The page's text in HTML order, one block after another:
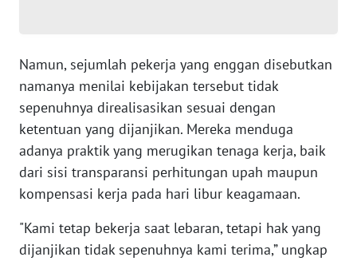
Namun, sejumlah pekerja yang enggan disebutkan
namanya menilai kebijakan tersebut tidak
sepenuhnya direalisasikan sesuai dengan
ketentuan yang dijanjikan. Mereka menduga
adanya praktik yang merugikan tenaga kerja, baik
dari sisi transparansi perhitungan upah maupun
kompensasi kerja pada hari libur keagamaan.
"Kami tetap bekerja saat lebaran, tetapi hak yang
dijanjikan tidak sepenuhnya kami terima,” ungkap
WN
BABEL
WN
SUMBAR
WN
SUMSEL